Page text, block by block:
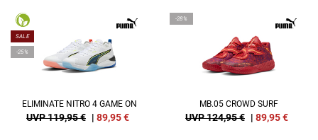
SALE
-25%
ELIMINATE NITRO 4 GAME ON
UVP 119,95 € | 89,95€
-28%
MB.05 CROWD SURF
UVP 124,95 € | 89,95€